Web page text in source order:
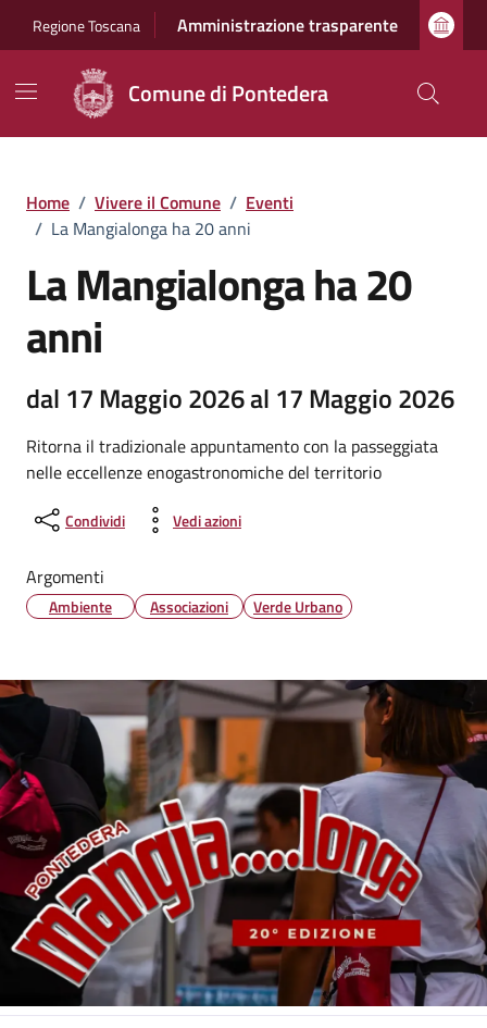
Regione Toscana Amministrazione trasparente
Comune di Pontedera
Home / Vivere il Comune / Eventi
/ La Mangialonga ha 20 anni
La Mangialonga ha 20
anni
dal 17 Maggio 2026 al 17 Maggio 2026
Ritorna il tradizionale appuntamento con la passeggiata
nelle eccellenze enogastronomiche del territorio
Condividi Vedi azioni
Argomenti
Ambiente Associazioni Verde Urbano